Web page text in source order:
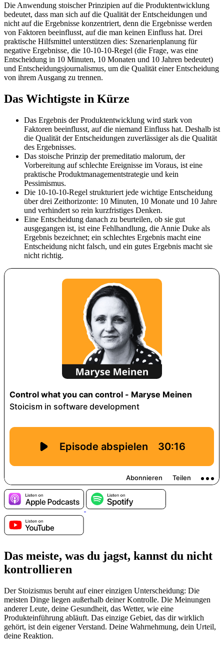
Die Anwendung stoischer Prinzipien auf die Produktentwicklung
bedeutet, dass man sich auf die Qualität der Entscheidungen und
nicht auf die Ergebnisse konzentriert, denn die Ergebnisse werden
von Faktoren beeinflusst, auf die man keinen Einfluss hat. Drei
praktische Hilfsmittel unterstützen dies: Szenarienplanung für
negative Ergebnisse, die 10-10-10-Regel (die Frage, was eine
Entscheidung in 10 Minuten, 10 Monaten und 10 Jahren bedeutet)
und Entscheidungsjournalismus, um die Qualität einer Entscheidung
von ihrem Ausgang zu trennen.
Das Wichtigste in Kürze
Das Ergebnis der Produktentwicklung wird stark von
Faktoren beeinflusst, auf die niemand Einfluss hat. Deshalb ist
die Qualität der Entscheidungen zuverlässiger als die Qualität
des Ergebnisses.
Das stoische Prinzip der premeditatio malorum, der
Vorbereitung auf schlechte Ereignisse im Voraus, ist eine
praktische Produktmanagementstrategie und kein
Pessimismus.
Die 10-10-10-Regel strukturiert jede wichtige Entscheidung
über drei Zeithorizonte: 10 Minuten, 10 Monate und 10 Jahre
und verhindert so rein kurzfristiges Denken.
Eine Entscheidung danach zu beurteilen, ob sie gut
ausgegangen ist, ist eine Fehlhandlung, die Annie Duke als
Ergebnis bezeichnet; ein schlechtes Ergebnis macht eine
Entscheidung nicht falsch, und ein gutes Ergebnis macht sie
nicht richtig.
Das meiste, was du jagst, kannst du nicht
kontrollieren
Der Stoizismus beruht auf einer einzigen Unterscheidung: Die
meisten Dinge liegen außerhalb deiner Kontrolle. Die Meinungen
anderer Leute, deine Gesundheit, das Wetter, wie eine
Produkteinführung abläuft. Das einzige Gebiet, das dir wirklich
gehört, ist dein eigener Verstand. Deine Wahrnehmung, dein Urteil,
deine Reaktion.